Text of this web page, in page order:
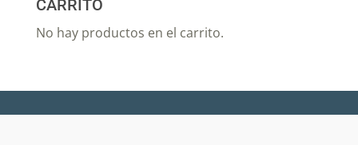
CARRITO
No hay productos en el carrito.